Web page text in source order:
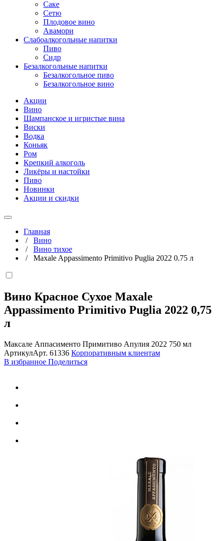
Саке
Сетю
Плодовое вино
Авамори
Слабоалкогольные напитки
Пиво
Сидр
Безалкогольные напитки
Безалкогольное пиво
Безалкогольное вино
Акции
Вино
Шампанское и игристые вина
Виски
Водка
Коньяк
Ром
Крепкий алкоголь
Ликёры и настойки
Пиво
Новинки
Акции и скидки
Главная
/ Вино
/ Вино тихое
/ Maxale Appassimento Primitivo Puglia 2022 0.75 л
Вино Красное Сухое Maxale
Appassimento Primitivo Puglia 2022 0,75
л
Максале Аппасименто Примитиво Апулия 2022 750 мл
АртикулАрт. 61336 Корпоративным клиентам
В избранное Поделиться